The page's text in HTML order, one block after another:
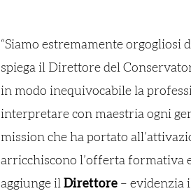
“Siamo estremamente orgogliosi
spiega il Direttore del
in modo inequivocabile la
interpretare con maestria ogni
mission che ha portato
arricchiscono l’offerta formativa
aggiunge il Direttore – evidenzia